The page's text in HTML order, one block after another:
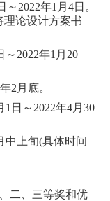
～2022年1月4日。
理论设计方案书
～2022年1月20
年2月底。
1日～2022年4月30
中上旬(具体时间
二、三等奖和优